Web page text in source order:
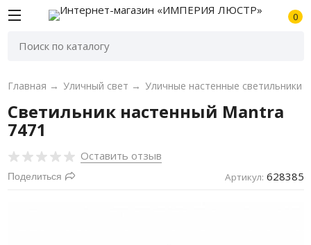
0
Главная → Уличный свет → Уличные настенные светильники
Светильник настенный Mantra
7471
Оставить отзыв
Поделиться Артикул: 628385